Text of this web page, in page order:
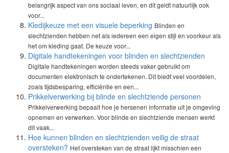
belangrijk aspect van ons sociaal leven, en dit geldt natuurlijk ook
voor...
Kledijkeuze met een visuele beperking Blinden en
slechtzienden hebben net als iedereen een eigen stijl en voorkeur als
het om kleding gaat. De keuze voor...
Digitale handtekeningen voor blinden en slechtzienden
Digitale handtekeningen worden steeds vaker gebruikt om
documenten elektronisch te ondertekenen. Dit biedt veel voordelen,
zoals tijdsbesparing, efficiëntie en een...
Prikkelverwerking bij blinde en slechtziende personen
Prikkelverwerking bepaalt hoe je hersenen informatie uit je omgeving
opnemen en verwerken. Voor blinde en slechtziende mensen werkt
dit vaak...
Hoe kunnen blinden en slechtzienden veilig de straat
oversteken? Het oversteken van de straat lijkt misschien een